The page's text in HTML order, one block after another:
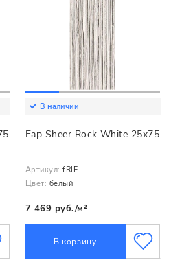
В наличии
Fap Sheer Rock White 25x75
Артикул: fRIF
Цвет: белый
7 469 руб./м²
В корзину